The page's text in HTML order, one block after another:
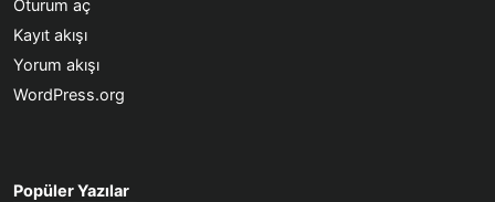
Oturum aç
Kayıt akışı
Yorum akışı
WordPress.org
Popüler Yazılar